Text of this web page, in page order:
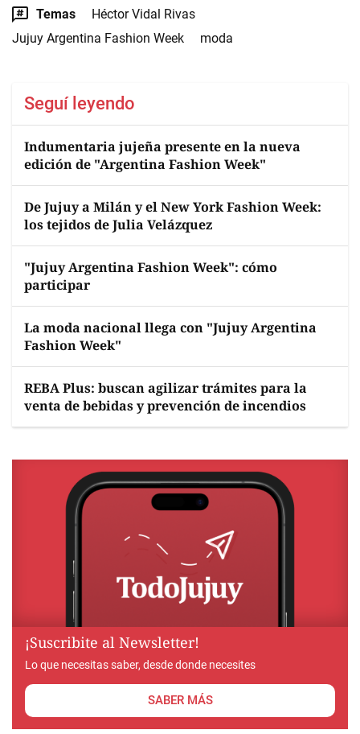
Temas
Héctor Vidal Rivas
Jujuy Argentina Fashion Week
moda
Seguí leyendo
Indumentaria jujeña presente en la nueva
edición de "Argentina Fashion Week"
De Jujuy a Milán y el New York Fashion Week:
los tejidos de Julia Velázquez
"Jujuy Argentina Fashion Week": cómo
participar
La moda nacional llega con "Jujuy Argentina
Fashion Week"
REBA Plus: buscan agilizar trámites para la
venta de bebidas y prevención de incendios
¡Suscribite al Newsletter!
Lo que necesitas saber, desde donde necesites
SABER MÁS